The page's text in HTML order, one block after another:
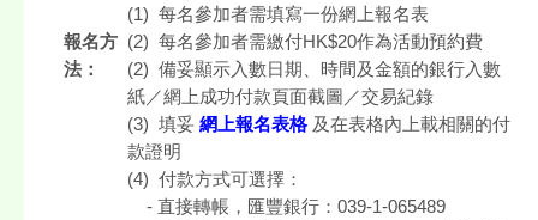
報名方
法：
(1) 每名參加者需填寫一份網上報名表
(2) 每名參加者需繳付HK$20作為活動預約費
(2) 備妥顯示入數日期、時間及金額的銀行入數
紙／網上成功付款頁面截圖／交易紀錄
(3) 填妥 網上報名表格 及在表格內上載相關的付
款證明
(4) 付款方式可選擇：
- 直接轉帳，匯豐銀行：039-1-065489